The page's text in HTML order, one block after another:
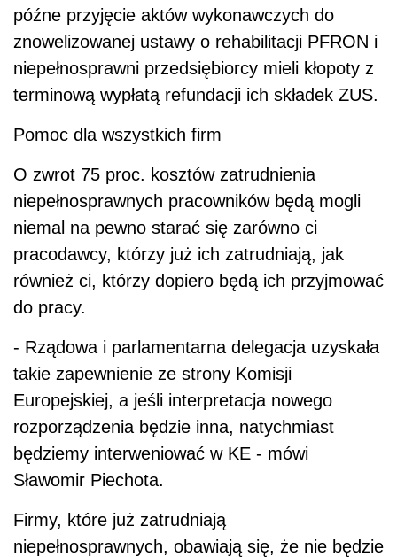
późne przyjęcie aktów wykonawczych do
znowelizowanej ustawy o rehabilitacji PFRON i
niepełnosprawni przedsiębiorcy mieli kłopoty z
terminową wypłatą refundacji ich składek ZUS.
Pomoc dla wszystkich firm
O zwrot 75 proc. kosztów zatrudnienia
niepełnosprawnych pracowników będą mogli
niemal na pewno starać się zarówno ci
pracodawcy, którzy już ich zatrudniają, jak
również ci, którzy dopiero będą ich przyjmować
do pracy.
- Rządowa i parlamentarna delegacja uzyskała
takie zapewnienie ze strony Komisji
Europejskiej, a jeśli interpretacja nowego
rozporządzenia będzie inna, natychmiast
będziemy interweniować w KE - mówi
Sławomir Piechota.
Firmy, które już zatrudniają
niepełnosprawnych, obawiają się, że nie będzie